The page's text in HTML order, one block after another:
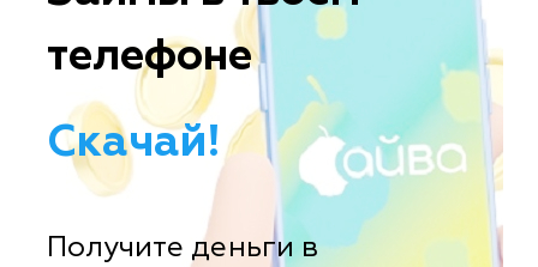
телефоне
Скачай!
Получите деньги в